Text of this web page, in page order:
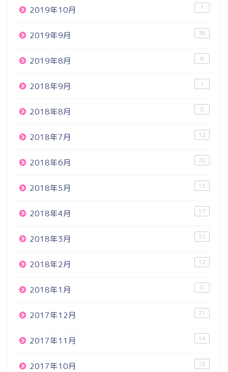
2019年10月 1
2019年9月 36
2019年8月 6
2018年9月 1
2018年8月 8
2018年7月 12
2018年6月 20
2018年5月 15
2018年4月 17
2018年3月 15
2018年2月 12
2018年1月 8
2017年12月 21
2017年11月 14
2017年10月 15